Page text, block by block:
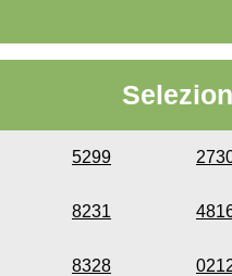
5299
8231
8328